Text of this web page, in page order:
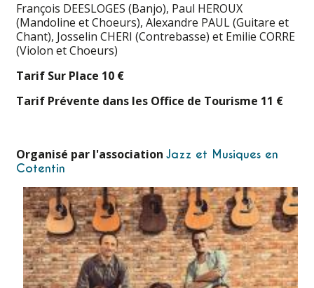
François DEESLOGES (Banjo), Paul HEROUX
(Mandoline et Choeurs), Alexandre PAUL (Guitare et
Chant), Josselin CHERI (Contrebasse) et Emilie CORRE
(Violon et Choeurs)
Tarif Sur Place 10 €
Tarif Prévente dans les Office de Tourisme 11 €
Organisé par l'association Jazz et Musiques en
Cotentin